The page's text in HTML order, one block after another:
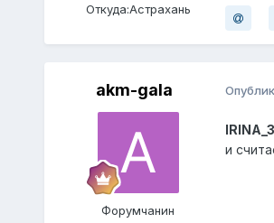
Откуда:Астрахань
akm-gala
Форумчанин
и